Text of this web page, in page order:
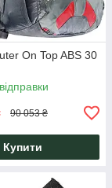
On Top ABS 30
90 053 ₴
Купити